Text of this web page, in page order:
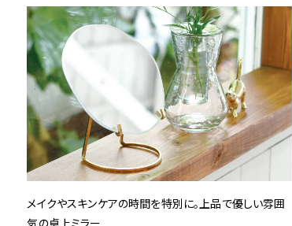
メイクやスキンケアの時間を特別に。上品で優しい雰囲
気の卓上ミラー